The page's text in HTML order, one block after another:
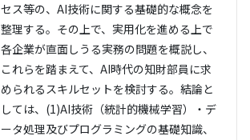
セス等の、AI技術に関する基礎的な概念を
整理する。その上で、実用化を進める上で
各企業が直面しうる実務の問題を概説し、
これらを踏まえて、AI時代の知財部員に求
められるスキルセットを検討する。結論と
しては、(1)AI技術（統計的機械学習）・デ
ータ処理及びプログラミングの基礎知識、